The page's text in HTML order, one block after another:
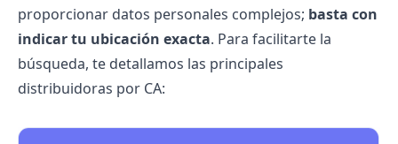
proporcionar datos personales complejos; basta con
indicar tu ubicación exacta. Para facilitarte la
búsqueda, te detallamos las principales
distribuidoras por CA: